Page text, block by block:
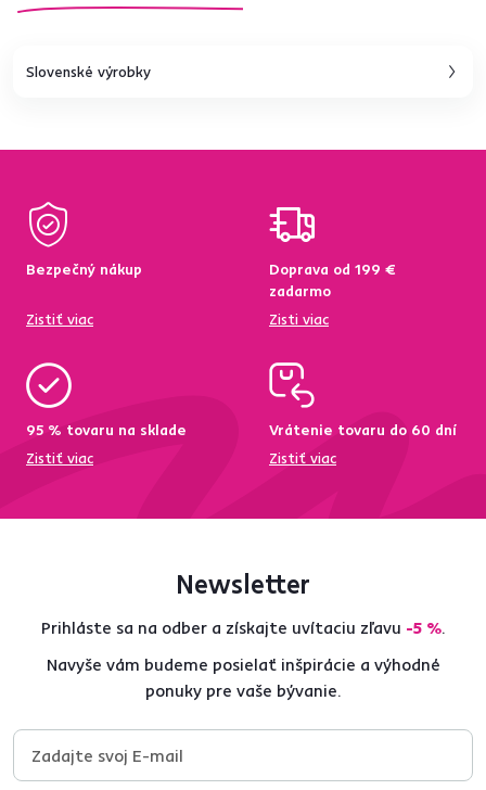
Slovenské výrobky
Bezpečný nákup
Zistiť viac
Doprava od 199 €
zadarmo
Zisti viac
95 % tovaru na sklade
Zistiť viac
Vrátenie tovaru do 60 dní
Zistiť viac
Newsletter
Prihláste sa na odber a získajte uvítaciu zľavu -5 %.
Navyše vám budeme posielať inšpirácie a výhodné
ponuky pre vaše bývanie.